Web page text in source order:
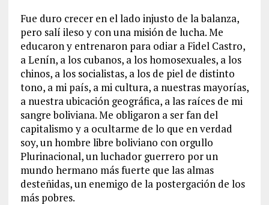
Fue duro crecer en el lado injusto de la balanza,
pero salí ileso y con una misión de lucha. Me
educaron y entrenaron para odiar a Fidel Castro,
a Lenín, a los cubanos, a los homosexuales, a los
chinos, a los socialistas, a los de piel de distinto
tono, a mi país, a mi cultura, a nuestras mayorías,
a nuestra ubicación geográfica, a las raíces de mi
sangre boliviana. Me obligaron a ser fan del
capitalismo y a ocultarme de lo que en verdad
soy, un hombre libre boliviano con orgullo
Plurinacional, un luchador guerrero por un
mundo hermano más fuerte que las almas
desteñidas, un enemigo de la postergación de los
más pobres.